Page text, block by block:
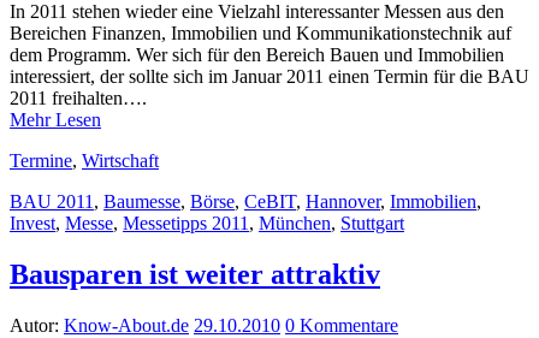
In 2011 stehen wieder eine Vielzahl interessanter Messen aus den
Bereichen Finanzen, Immobilien und Kommunikationstechnik auf
dem Programm. Wer sich für den Bereich Bauen und Immobilien
interessiert, der sollte sich im Januar 2011 einen Termin für die BAU
2011 freihalten….
Mehr Lesen
Termine, Wirtschaft
BAU 2011 , Baumesse, Börse, CeBIT, Hannover, Immobilien,
Invest, Messe, Messetipps 2011 , München, Stuttgart
Bausparen ist weiter attraktiv
Autor: Know-About.de 29.10.2010 0 Kommentare